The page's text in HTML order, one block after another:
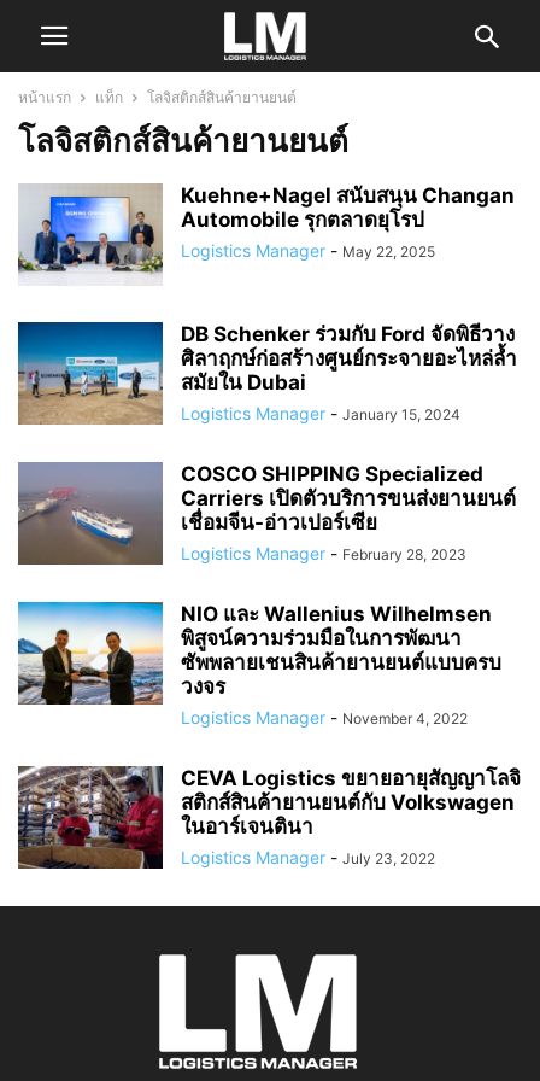
หน้าแรก แท็ก โลจิสติกส์สินค้ายานยนต์
โลจิสติกส์สินค้ายานยนต์
Kuehne+Nagel สนับสนุน Changan
Automobile รุกตลาดยุโรป
Logistics Manager - May 22, 2025
DB Schenker ร่วมกับ Ford จัดพิธีวาง
ศิลาฤกษ์ก่อสร้างศูนย์กระจายอะไหล่ล้ำ
สมัยใน Dubai
Logistics Manager - January 15, 2024
COSCO SHIPPING Specialized
Carriers เปิดตัวบริการขนส่งยานยนต์
เชื่อมจีน-อ่าวเปอร์เซีย
Logistics Manager - February 28, 2023
NIO และ Wallenius Wilhelmsen
พิสูจน์ความร่วมมือในการพัฒนา
ซัพพลายเชนสินค้ายานยนต์แบบครบ
วงจร
Logistics Manager - November 4, 2022
CEVA Logistics ขยายอายุสัญญาโลจิ
สติกส์สินค้ายานยนต์กับ Volkswagen
ในอาร์เจนตินา
Logistics Manager - July 23, 2022